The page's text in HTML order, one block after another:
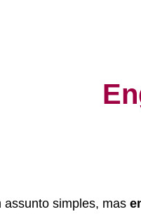
assunto simples, mas